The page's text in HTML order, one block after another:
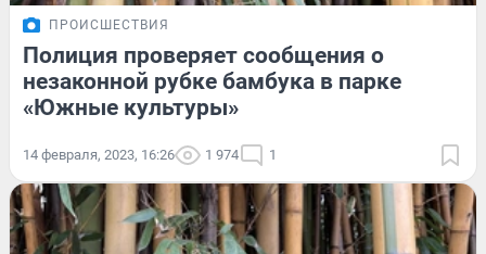
ПРОИСШЕСТВИЯ
Полиция проверяет сообщения о
незаконной рубке бамбука в парке
«Южные культуры»
14 февраля, 2023, 16:26 1 974 1